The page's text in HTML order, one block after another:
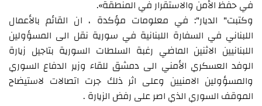
في حفظ الأمن والاستقرار في المنطقة».
وكتبت" الديار": في معلومات مؤكدة ، ان القائم بالأعمال
اللبناني في السفارة اللبنانية في سورية نقل الى المسؤولين
اللبنانيين الاثنين الماضي رغبة السلطات السورية بتاجيل زيارة
الوفد العسكري الأمني الى دمشق للقاء وزير الدفاع السوري
والمسؤولين الامنيين وعلى اثر ذلك جرت اتصالات لاستيضاح
الموقف السوري الذي اصر على رفض الزيارة .